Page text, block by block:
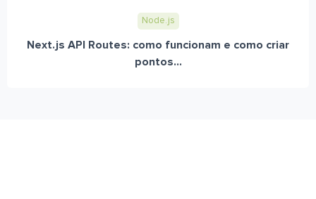
Node.js
Next.js API Routes: como funcionam e como criar
pontos...